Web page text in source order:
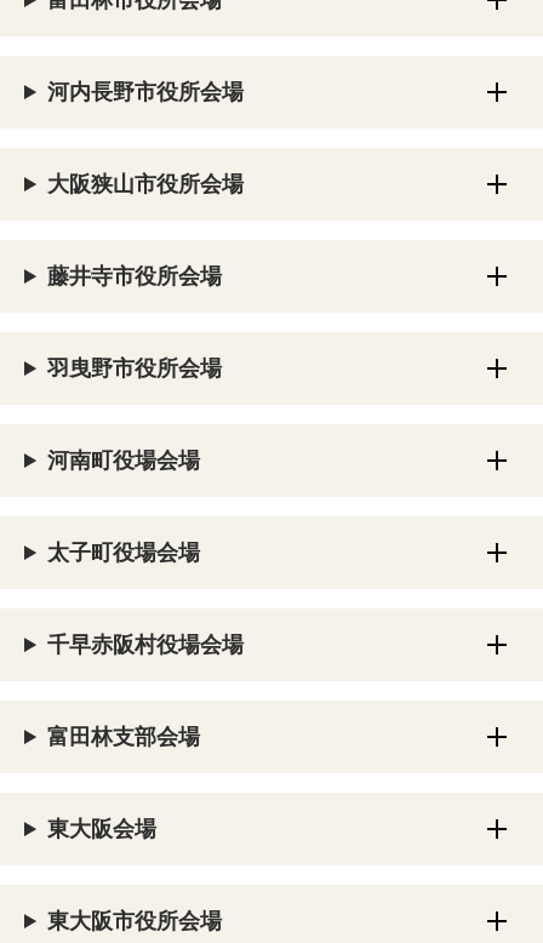
河内長野市役所会場
大阪狭山市役所会場
藤井寺市役所会場
羽曳野市役所会場
河南町役場会場
太子町役場会場
千早赤阪村役場会場
富田林支部会場
東大阪会場
東大阪市役所会場